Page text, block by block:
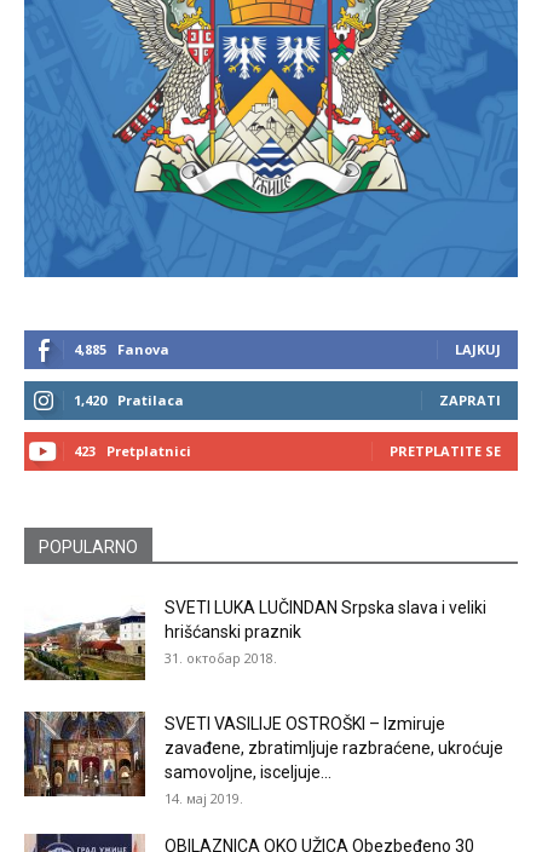
4,885 Fanova LAJKUJ
1,420 Pratilaca ZAPRATI
423 Pretplatnici PRETPLATITE SE
POPULARNO
SVETI LUKA LUČINDAN Srpska slava i veliki
hrišćanski praznik
31. октобар 2018.
SVETI VASILIJE OSTROŠKI – Izmiruje
zavađene, zbratimljuje razbraćene, ukroćuje
samovoljne, isceljuje...
14. мај 2019.
OBILAZNICA OKO UŽICA Obezbeđeno 30